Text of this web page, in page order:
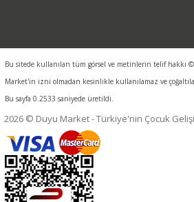
Bu sitede kullanılan tüm görsel ve metinlerin telif hakkı
Market'in izni olmadan kesinlikle kullanılamaz ve
Bu sayfa 0.2533 saniyede üretildi.
2026 © Duyu Market - Türkiye'nin Çocuk